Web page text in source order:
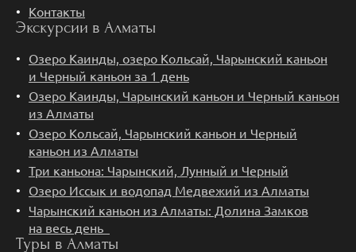
Контакты
Экскурсии в Алматы
Озеро Каинды, озеро Кольсай, Чарынский каньон
и Черный каньон за 1 день
Озеро Каинды, Чарынский каньон и Черный каньон
из Алматы
Озеро Кольсай, Чарынский каньон и Черный
каньон из Алматы
Три каньона: Чарынский, Лунный и Черный
Озеро Иссык и водопад Медвежий из Алматы
Чарынский каньон из Алматы: Долина Замков
на весь день
Туры в Алматы